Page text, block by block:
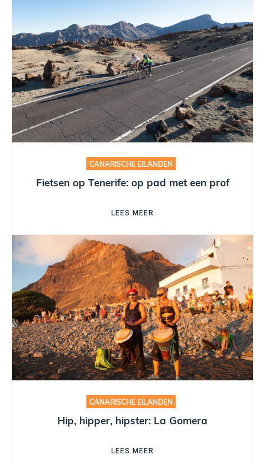
CANARISCHE EILANDEN
Fietsen op Tenerife: op pad met een prof
LEES MEER
CANARISCHE EILANDEN
Hip, hipper, hipster: La Gomera
LEES MEER